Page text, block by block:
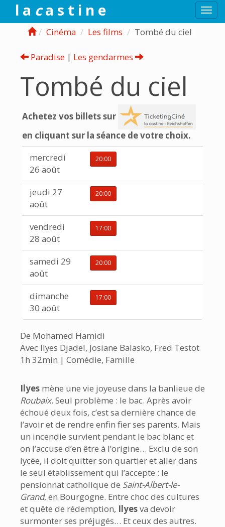
l a ca s t i n e
Cinéma Les films Tombé du ciel
Paradise | Les gendarmes
Tombé du ciel
Achetez vos billets sur
en cliquant sur la séance de votre choix.
mercredi
26 août
20:00
jeudi 27
août
20:00
vendredi
28 août
17:00
samedi 29
août
20:00
dimanche
30 août
17:00
De Mohamed Hamidi
Avec Ilyes Djadel, Josiane Balasko, Fred Testot
1h 32min | Comédie, Famille
Ilyes mène une vie joyeuse dans la banlieue de
Roubaix. Seul problème : le bac. Après avoir
échoué deux fois, c’est sa dernière chance de
l’avoir et de rendre enfin fier ses parents. Mais
un incendie survient pendant le bac blanc et
on l’accuse d’en être à l’origine… Exclu de son
lycée, il doit quitter son quartier et aller dans
le seul établissement qui l’accepte : le
pensionnat catholique de Saint-Albert-le-
Grand, en Bourgogne. Entre choc des cultures
et quête de rédemption, Ilyesva devoir
surmonter ses préjugés… Et ceux des autres.